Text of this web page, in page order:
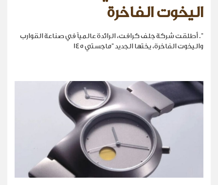
اليخوت الفاخرة
". أطلقت شركة جلف كرافت، الرائدة عالمياً في صناعة القوارب
واليخوت الفاخرة، يختها الجديد "ماجستي 145